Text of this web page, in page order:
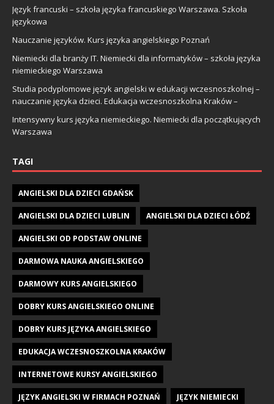
Język francuski – szkoła języka francuskiego Warszawa. Szkoła
językowa
Nauczanie języków. Kurs języka angielskiego Poznań
Niemiecki dla branży IT. Niemiecki dla informatyków – szkoła języka
niemieckiego Warszawa
Studia podyplomowe język angielski w edukacji wczesnoszkolnej –
nauczanie języka dzieci. Edukacja wczesnoszkolna Kraków –
Intensywny kurs języka niemieckiego. Niemiecki dla początkujących
Warszawa
TAGI
ANGIELSKI DLA DZIECI GDAŃSK
ANGIELSKI DLA DZIECI LUBLIN ANGIELSKI DLA DZIECI ŁÓDŹ
ANGIELSKI OD PODSTAW ONLINE
DARMOWA NAUKA ANGIELSKIEGO
DARMOWY KURS ANGIELSKIEGO
DOBRY KURS ANGIELSKIEGO ONLINE
DOBRY KURS JĘZYKA ANGIELSKIEGO
EDUKACJA WCZESNOSZKOLNA KRAKÓW
INTERNETOWE KURSY ANGIELSKIEGO
JĘZYK ANGIELSKI W FIRMACH POZNAŃ JĘZYK NIEMIECKI